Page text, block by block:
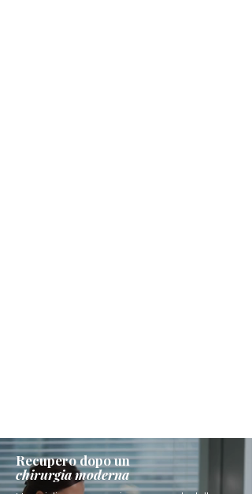
Recupero dopo un
chirurgia moderna